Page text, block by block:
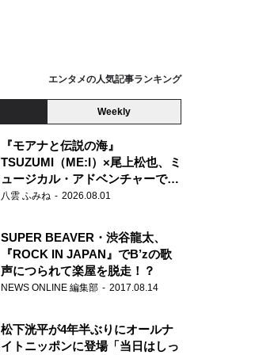
エンタメの人気記事ランキング
Weekly
『モアナと伝説の海』
TSUZUMI（ME:I）×尾上松也、ミ
ュージカル・アドベンチャーで美
声を響かせる
八雲 ふみね 2026.08.01
SUPER BEAVER・渋谷龍太、
『ROCK IN JAPAN』でB’zの歌
声につられて楽屋を脱走！？
NEWS ONLINE 編集部 2017.08.14
松下洸平が4年半ぶりにオールナ
イトニッポンに登場「当日はしっ